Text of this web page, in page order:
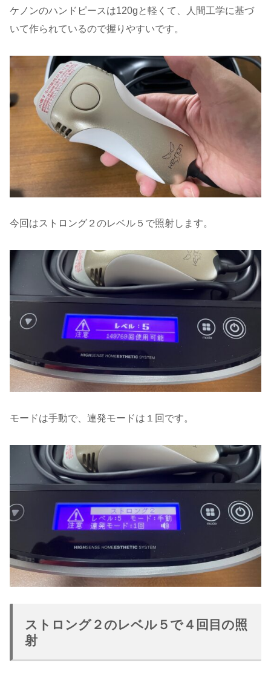
ケノンのハンドピースは120gと軽くて、人間工学に基づ
いて作られているので握りやすいです。
今回はストロング２のレベル５で照射します。
モードは手動で、連発モードは１回です。
ストロング２のレベル５で４回目の照
射